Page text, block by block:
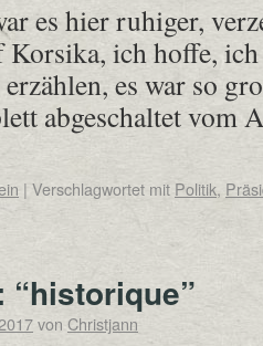
es hier ruhiger,
Korsika, ich hoffe,
es war so
abgeschaltet
| Verschlagwortet mit Politik,
von Christjann